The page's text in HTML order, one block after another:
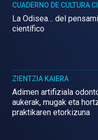
CUADERNO DE CULTURA
La Odisea… del
científico
ZIENTZIA KAIERA
Adimen artifiziala
aukerak, mugak eta
praktikaren etorkizuna